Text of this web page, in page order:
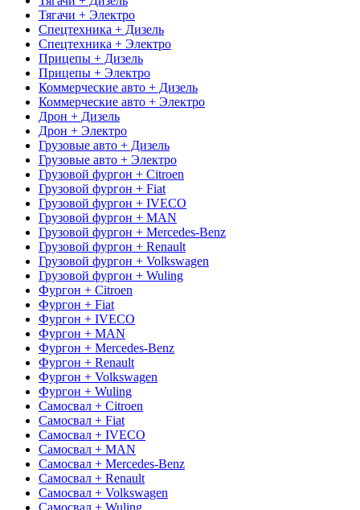
Тягачи + Электро
Спецтехника + Дизель
Спецтехника + Электро
Прицепы + Дизель
Прицепы + Электро
Коммерческие авто + Дизель
Коммерческие авто + Электро
Дрон + Дизель
Дрон + Электро
Грузовые авто + Дизель
Грузовые авто + Электро
Грузовой фургон + Citroen
Грузовой фургон + Fiat
Грузовой фургон + IVECO
Грузовой фургон + MAN
Грузовой фургон + Mercedes-Benz
Грузовой фургон + Renault
Грузовой фургон + Volkswagen
Грузовой фургон + Wuling
Фургон + Citroen
Фургон + Fiat
Фургон + IVECO
Фургон + MAN
Фургон + Mercedes-Benz
Фургон + Renault
Фургон + Volkswagen
Фургон + Wuling
Самосвал + Citroen
Самосвал + Fiat
Самосвал + IVECO
Самосвал + MAN
Самосвал + Mercedes-Benz
Самосвал + Renault
Самосвал + Volkswagen
Самосвал + Wuling